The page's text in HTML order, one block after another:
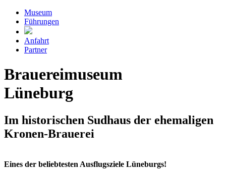
Museum
Führungen
Anfahrt
Partner
Brauerei­museum
Lüneburg
Im historischen Sudhaus der ehemaligen
Kronen-Brauerei
Eines der beliebtesten Ausflugsziele Lüneburgs!